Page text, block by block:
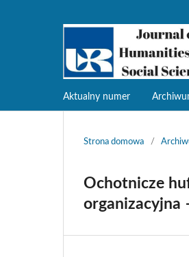
Aktualny numer
Strona domowa /
Ochotnicze
organizacyjna